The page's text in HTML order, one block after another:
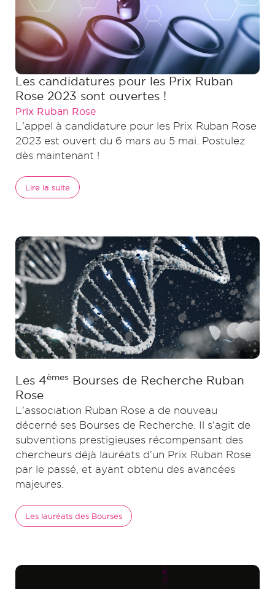
Les candidatures pour les Prix Ruban
Rose 2023 sont ouvertes !
Prix Ruban Rose
L'appel à candidature pour les Prix Ruban Rose
2023 est ouvert du 6 mars au 5 mai. Postulez
dès maintenant !
Lire la suite
Les 4èmes
Bourses de Recherche Ruban
Rose
L'association Ruban Rose a de nouveau
décerné ses Bourses de Recherche. Il s'agit de
subventions prestigieuses récompensant des
chercheurs déjà lauréats d'un Prix Ruban Rose
par le passé, et ayant obtenu des avancées
majeures.
Les lauréats des Bourses